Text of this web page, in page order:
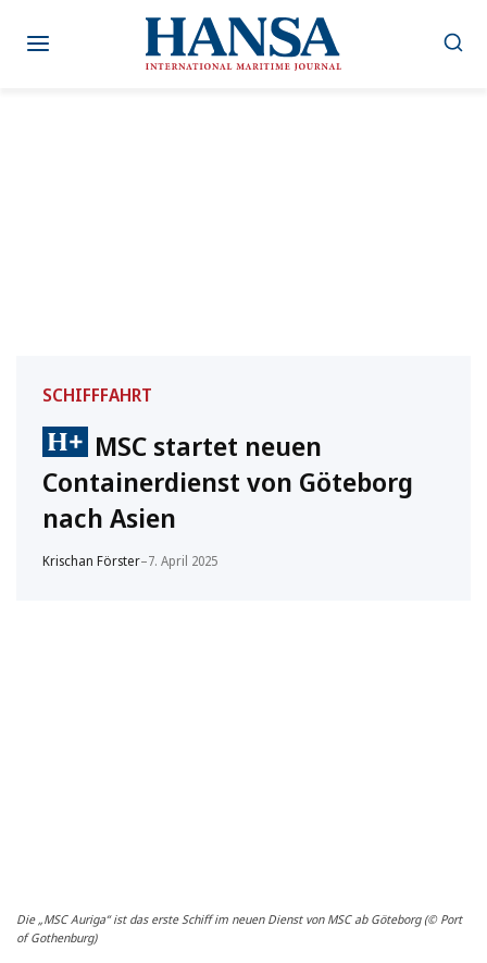
Inhalt
SCHIFFFAHRT
MSC startet neuen
Containerdienst von Göteborg
nach Asien
Krischan Förster–7. April 2025
Die „MSC Auriga“ ist das erste Schiff im neuen Dienst von MSC ab Göteborg (© Port
of Gothenburg)